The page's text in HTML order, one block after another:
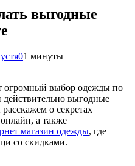
выгодные
01 минуты
огромный выбор одежды по
выгодные
о секретах
а также
магазин одежды, где
со скидками.